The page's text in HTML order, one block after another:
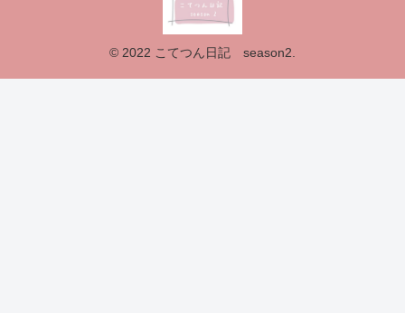
© 2022 こてつん日記 season2.